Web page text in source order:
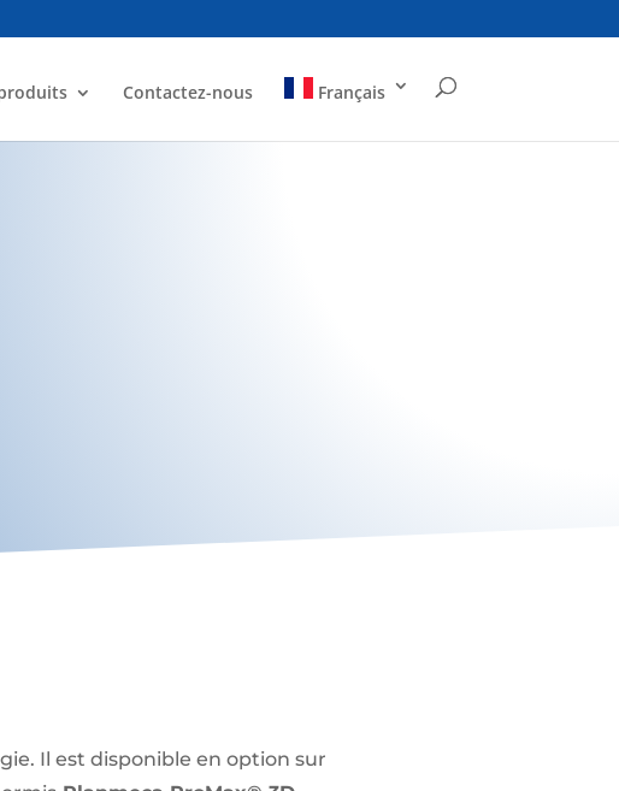
Contactez-nous Français
Il est disponible en option sur